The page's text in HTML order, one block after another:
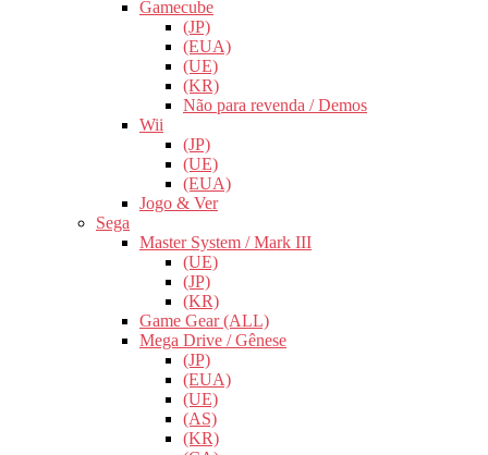
Gamecube
(JP)
(EUA)
(UE)
(KR)
Não para revenda / Demos
Wii
(JP)
(UE)
(EUA)
Jogo & Ver
Sega
Master System / Mark III
(UE)
(JP)
(KR)
Game Gear (ALL)
Mega Drive / Gênese
(JP)
(EUA)
(UE)
(AS)
(KR)